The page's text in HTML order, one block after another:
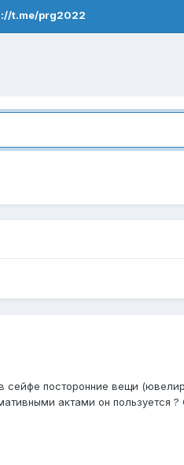
t.me/prg2022
посторонние вещи
актами он пользуется ?